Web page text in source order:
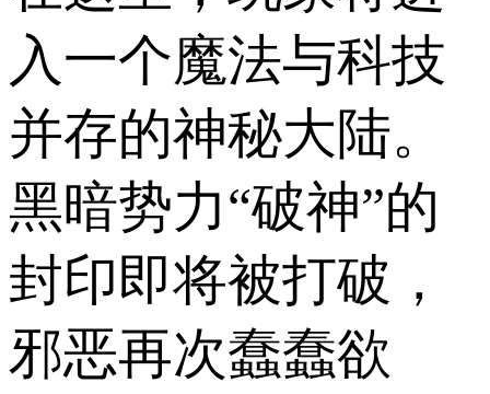
入一个魔法与科技
并存的神秘大陆。
黑暗势力“破神”的
封印即将被打破，
邪恶再次蠢蠢欲